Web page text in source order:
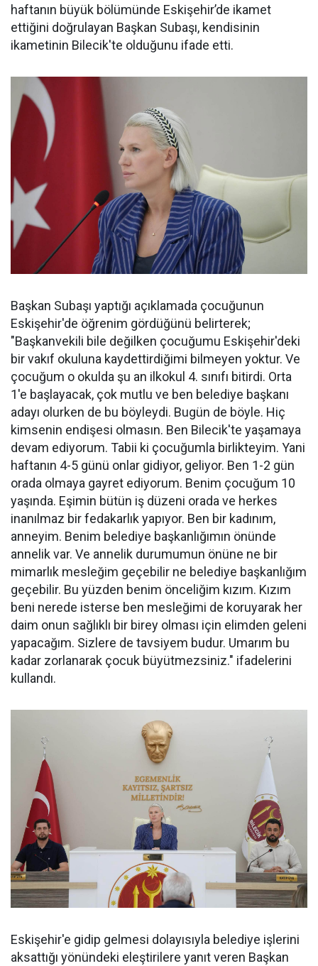
haftanın büyük bölümünde Eskişehir’de ikamet
ettiğini doğrulayan Başkan Subaşı, kendisinin
ikametinin Bilecik'te olduğunu ifade etti.
Başkan Subaşı yaptığı açıklamada çocuğunun
Eskişehir'de öğrenim gördüğünü belirterek;
"Başkanvekili bile değilken çocuğumu Eskişehir'deki
bir vakıf okuluna kaydettirdiğimi bilmeyen yoktur. Ve
çocuğum o okulda şu an ilkokul 4. sınıfı bitirdi. Orta
1'e başlayacak, çok mutlu ve ben belediye başkanı
adayı olurken de bu böyleydi. Bugün de böyle. Hiç
kimsenin endişesi olmasın. Ben Bilecik'te yaşamaya
devam ediyorum. Tabii ki çocuğumla birlikteyim. Yani
haftanın 4-5 günü onlar gidiyor, geliyor. Ben 1-2 gün
orada olmaya gayret ediyorum. Benim çocuğum 10
yaşında. Eşimin bütün iş düzeni orada ve herkes
inanılmaz bir fedakarlık yapıyor. Ben bir kadınım,
anneyim. Benim belediye başkanlığımın önünde
annelik var. Ve annelik durumumun önüne ne bir
mimarlık mesleğim geçebilir ne belediye başkanlığım
geçebilir. Bu yüzden benim önceliğim kızım. Kızım
beni nerede isterse ben mesleğimi de koruyarak her
daim onun sağlıklı bir birey olması için elimden geleni
yapacağım. Sizlere de tavsiyem budur. Umarım bu
kadar zorlanarak çocuk büyütmezsiniz." ifadelerini
kullandı.
Eskişehir'e gidip gelmesi dolayısıyla belediye işlerini
aksattığı yönündeki eleştirilere yanıt veren Başkan